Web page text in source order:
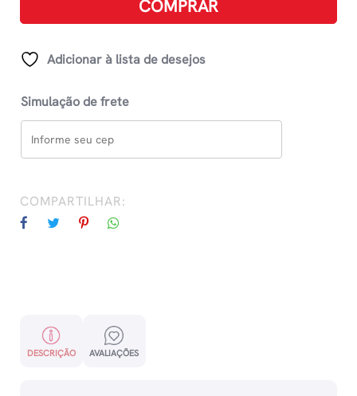
Família
quantidade
COMPRAR
Adicionar à lista de desejos
Simulação de frete
COMPARTILHAR:
DESCRIÇÃO AVALIAÇÕES